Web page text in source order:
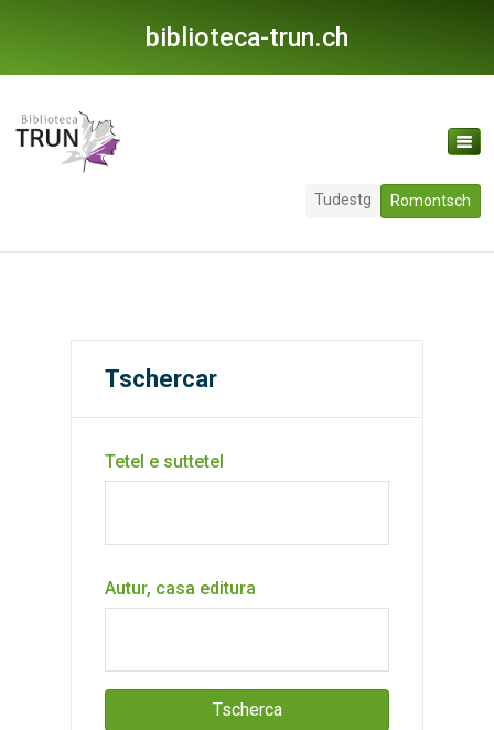
biblioteca-trun.ch
Tudestg Romontsch
Tschercar
Tetel e suttetel
Autur, casa editura
Tscherca